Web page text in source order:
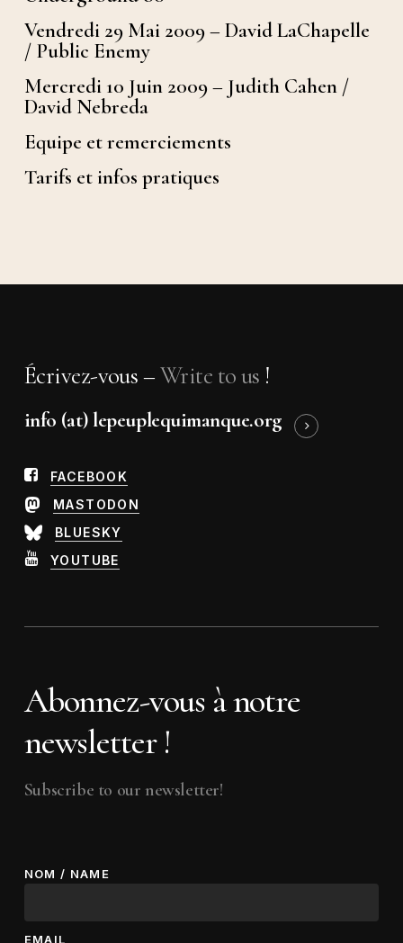
Vendredi 29 Mai 2009 – David LaChapelle
/ Public Enemy
Mercredi 10 Juin 2009 – Judith Cahen /
David Nebreda
Equipe et remerciements
Tarifs et infos pratiques
Écrivez-vous –Write to us !
info (at) lepeuplequimanque.org
FACEBOOK
MASTODON
BLUESKY
YOUTUBE
Abonnez-vous à notre
newsletter !
Subscribe to our newsletter!
NOM / NAME
EMAIL